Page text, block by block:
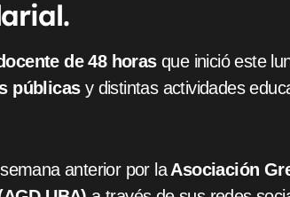
de 48 horasque inició este
públicasy distintas actividades
anterior por laAsociación